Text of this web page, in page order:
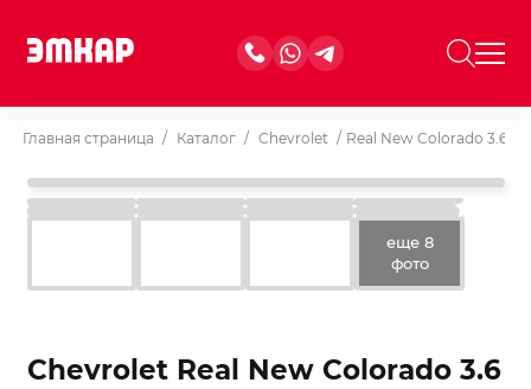
Главная страница / Каталог / Chevrolet / Real New Colorado 3.6
еще 8
фото
Chevrolet Real New Colorado 3.6